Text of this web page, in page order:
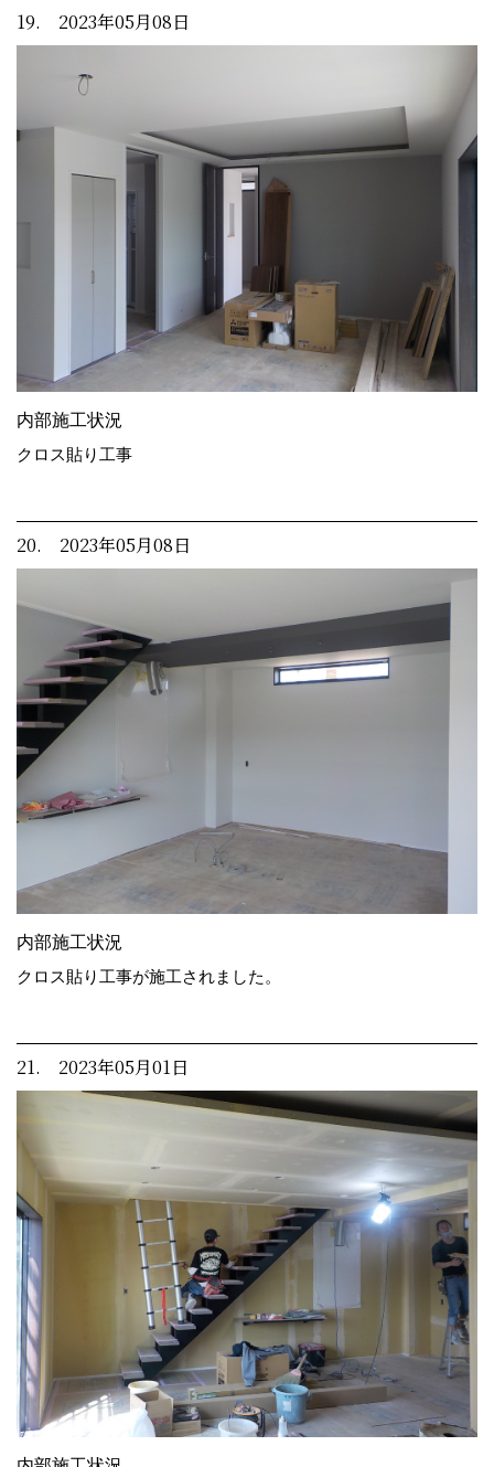
19. 2023年05月08日
内部施工状況
クロス貼り工事
20. 2023年05月08日
内部施工状況
クロス貼り工事が施工されました。
21. 2023年05月01日